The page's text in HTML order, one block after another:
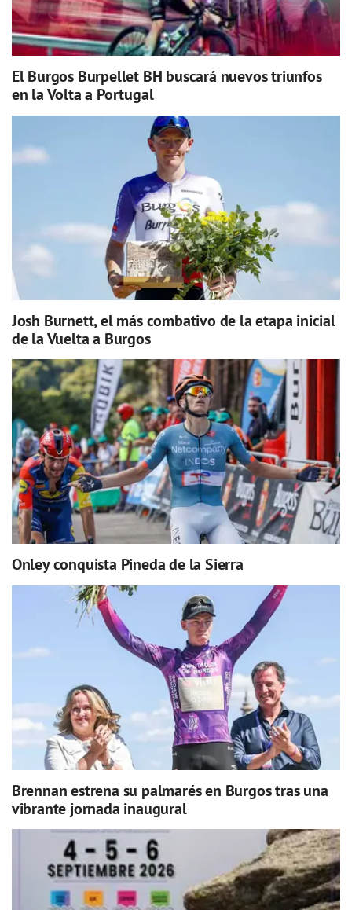
El Burgos Burpellet BH buscará nuevos triunfos
en la Volta a Portugal
Josh Burnett, el más combativo de la etapa inicial
de la Vuelta a Burgos
Onley conquista Pineda de la Sierra
Brennan estrena su palmarés en Burgos tras una
vibrante jornada inaugural